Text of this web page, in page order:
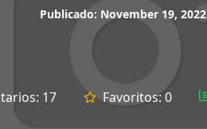
Publicado: November 19, 2022
17 Favoritos:0